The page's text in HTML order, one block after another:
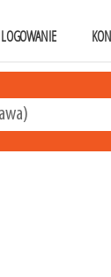
LOGOWANIE